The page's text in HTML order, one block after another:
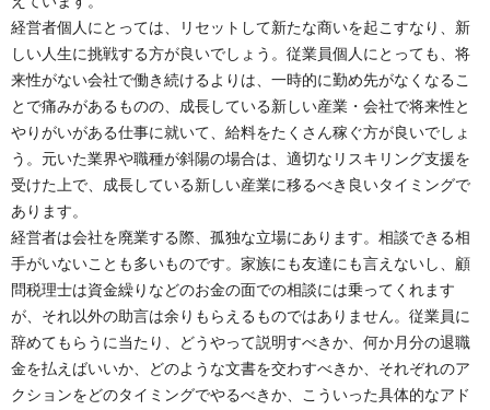
経営者個人にとっては、リセットして新たな商いを起こすなり、新
しい人生に挑戦する方が良いでしょう。従業員個人にとっても、将
来性がない会社で働き続けるよりは、一時的に勤め先がなくなるこ
とで痛みがあるものの、成長している新しい産業・会社で将来性と
やりがいがある仕事に就いて、給料をたくさん稼ぐ方が良いでしょ
う。元いた業界や職種が斜陽の場合は、適切なリスキリング支援を
受けた上で、成長している新しい産業に移るべき良いタイミングで
あります。
経営者は会社を廃業する際、孤独な立場にあります。相談できる相
手がいないことも多いものです。家族にも友達にも言えないし、顧
問税理士は資金繰りなどのお金の面での相談には乗ってくれます
が、それ以外の助言は余りもらえるものではありません。従業員に
辞めてもらうに当たり、どうやって説明すべきか、何か月分の退職
金を払えばいいか、どのような文書を交わすべきか、それぞれのア
クションをどのタイミングでやるべきか、こういった具体的なアド